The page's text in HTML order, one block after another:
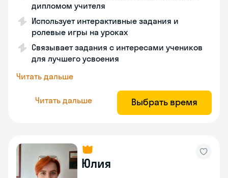
дипломом учителя
Использует интерактивные задания и
ролевые игры на уроках
Связывает задания с интересами учеников
для лучшего усвоения
Читать дальше
Читать дальше Выбрать время
Юлия